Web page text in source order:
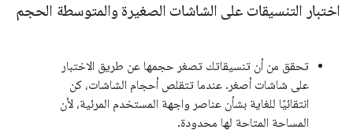
اختبار التنسيقات على الشاشات الصغيرة والمتوسطة الحجم
تحقق من أن تنسيقاتك تصغر حجمها عن طريق الاختبار
على شاشات أصغر. عندما تتقلص أحجام الشاشات، كن
انتقائيًا للغاية بشأن عناصر واجهة المستخدم المرئية، لأن
المساحة المتاحة لها محدودة.